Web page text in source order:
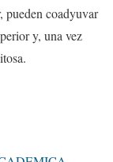
pueden coadyuvar
y, una vez